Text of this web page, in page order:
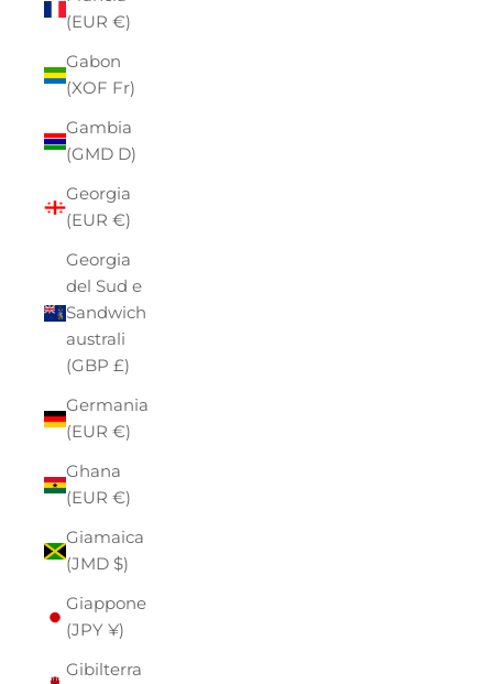
(EUR €)
Gabon
(XOF Fr)
Gambia
(GMD D)
Georgia
(EUR €)
Georgia
del Sud e
Sandwich
australi
(GBP £)
Germania
(EUR €)
Ghana
(EUR €)
Giamaica
(JMD $)
Giappone
(JPY ¥)
Gibilterra